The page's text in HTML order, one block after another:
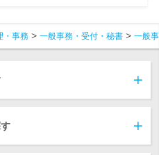
・事務 一般事務・受付・秘書 一般